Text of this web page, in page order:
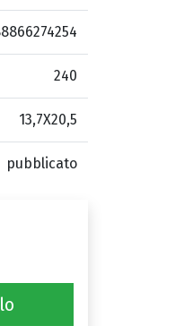
240
13,7X20,5
pubblicato